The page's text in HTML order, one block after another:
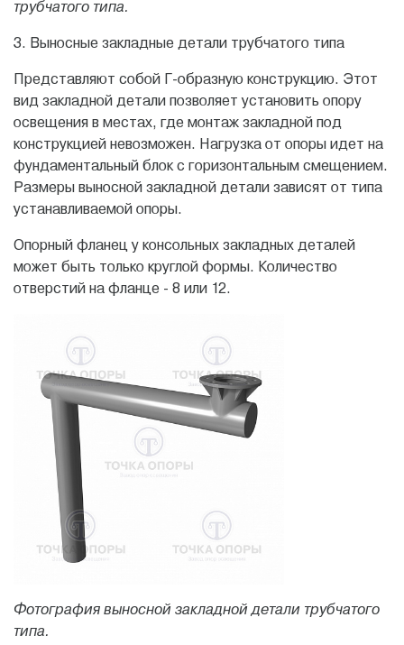
трубчатого типа.
3. Выносные закладные детали трубчатого типа
Представляют собой Г-образную конструкцию. Этот
вид закладной детали позволяет установить опору
освещения в местах, где монтаж закладной под
конструкцией невозможен. Нагрузка от опоры идет на
фундаментальный блок с горизонтальным смещением.
Размеры выносной закладной детали зависят от типа
устанавливаемой опоры.
Oпopный флaнeц у консольных закладных деталей
может быть только круглой формы. Количество
отверстий на фланце - 8 или 12.
Фотография выносной закладной детали трубчатого
типа.